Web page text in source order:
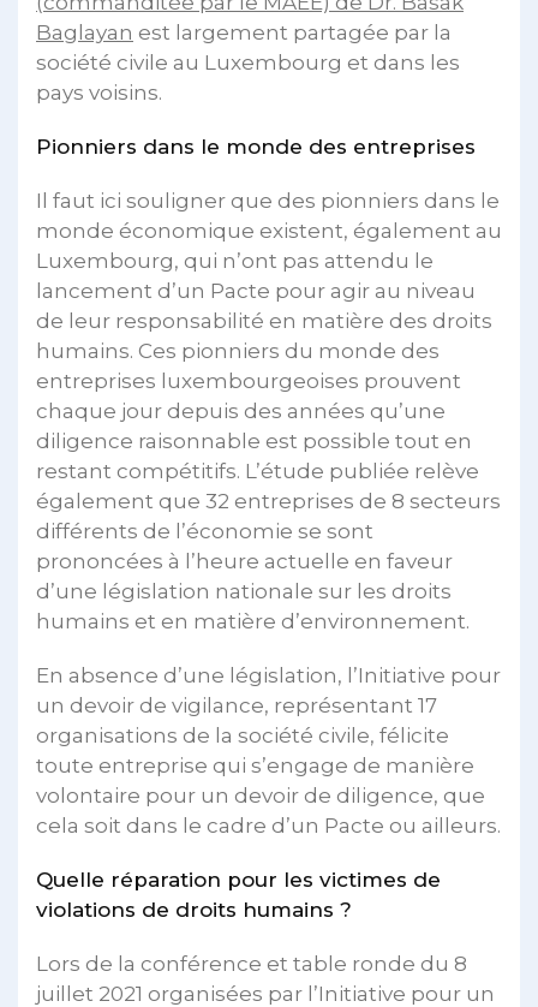
Baglayan est largement partagée par la
société civile au Luxembourg et dans les
pays voisins.
Pionniers dans le monde des entreprises
Il faut ici souligner que des pionniers dans le
monde économique existent, également au
Luxembourg, qui n’ont pas attendu le
lancement d’un Pacte pour agir au niveau
de leur responsabilité en matière des droits
humains. Ces pionniers du monde des
entreprises luxembourgeoises prouvent
chaque jour depuis des années qu’une
diligence raisonnable est possible tout en
restant compétitifs. L’étude publiée relève
également que 32 entreprises de 8 secteurs
différents de l’économie se sont
prononcées à l’heure actuelle en faveur
d’une législation nationale sur les droits
humains et en matière d’environnement.
En absence d’une législation, l’Initiative pour
un devoir de vigilance, représentant 17
organisations de la société civile, félicite
toute entreprise qui s’engage de manière
volontaire pour un devoir de diligence, que
cela soit dans le cadre d’un Pacte ou ailleurs.
Quelle réparation pour les victimes de
violations de droits humains ?
Lors de la conférence et table ronde du 8
juillet 2021 organisées par l’Initiative pour un